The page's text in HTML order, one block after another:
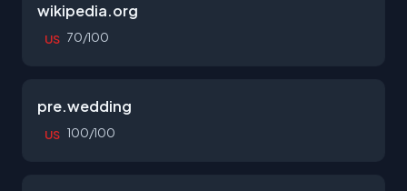
wikipedia.org
US 70/100
pre.wedding
US 100/100